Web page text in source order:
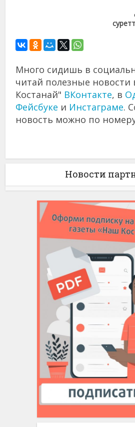
Много сидишь в
читай полезные новости
Костанай" ВКонтакте, в
Фейсбуке и Инстаграме.
новость можно по
Новости